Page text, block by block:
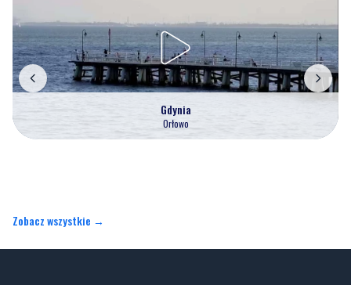
Gdynia
Orłowo
Zobacz wszystkie →